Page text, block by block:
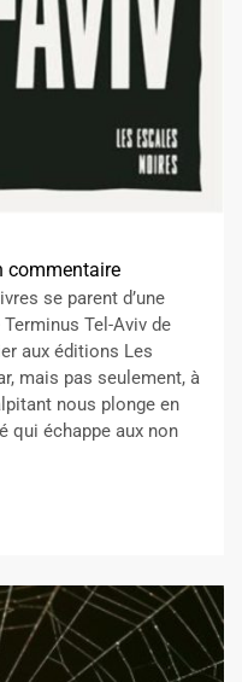
commentaire
se parent d’une
Tel-Aviv de
aux éditions Les
mais pas seulement, à
nous plonge en
qui échappe aux non